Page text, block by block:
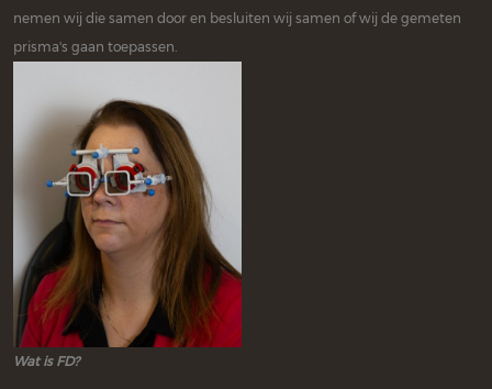
nemen wij die samen door en besluiten wij samen of wij de gemeten
prisma's gaan toepassen.
Wat is FD?